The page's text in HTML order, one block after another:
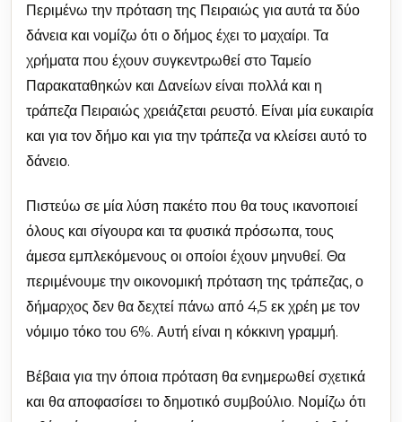
Περιμένω την πρόταση της Πειραιώς για αυτά τα δύο
δάνεια και νομίζω ότι ο δήμος έχει το μαχαίρι. Τα
χρήματα που έχουν συγκεντρωθεί στο Ταμείο
Παρακαταθηκών και Δανείων είναι πολλά και η
τράπεζα Πειραιώς χρειάζεται ρευστό. Είναι μία ευκαιρία
και για τον δήμο και για την τράπεζα να κλείσει αυτό το
δάνειο.
Πιστεύω σε μία λύση πακέτο που θα τους ικανοποιεί
όλους και σίγουρα και τα φυσικά πρόσωπα, τους
άμεσα εμπλεκόμενους οι οποίοι έχουν μηνυθεί. Θα
περιμένουμε την οικονομική πρόταση της τράπεζας, ο
δήμαρχος δεν θα δεχτεί πάνω από 4,5 εκ χρέη με τον
νόμιμο τόκο του 6%. Αυτή είναι η κόκκινη γραμμή.
Βέβαια για την όποια πρόταση θα ενημερωθεί σχετικά
και θα αποφασίσει το δημοτικό συμβούλιο. Νομίζω ότι